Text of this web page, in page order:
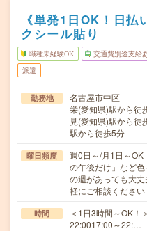
《単発1日OK！日
クシール貼り
職種未経験OK 交通費別途支給
派遣
勤務地
名古屋市中区
栄(愛知県)駅から徒
見(愛知県)駅から徒
駅から徒歩5分
曜日頻度
週0日～/月1日～
の午後だけ」など
の週があっても大
軽にご相談ください
時間
＜1日3時間～OK
22:0017:00～22:…